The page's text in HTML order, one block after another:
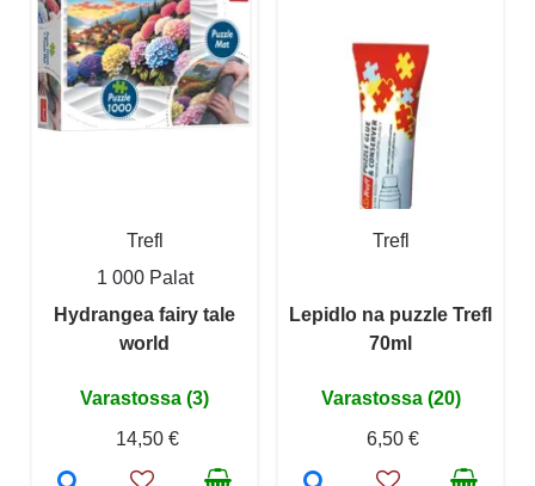
Trefl
1 000 Palat
Hydrangea fairy tale
world
Varastossa (3)
14,50 €
Trefl
Lepidlo na puzzle Trefl
70ml
Varastossa (20)
6,50 €